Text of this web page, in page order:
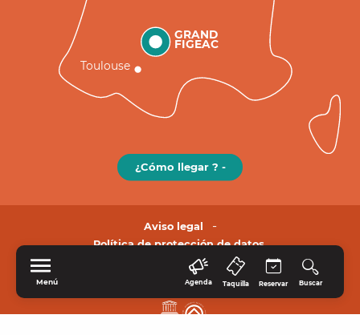
Menú Agenda Taquilla Reservar Buscar
GRAND
FIGEAC
Toulouse
¿Cómo llegar ? -
Aviso legal
Política de protección de datos.